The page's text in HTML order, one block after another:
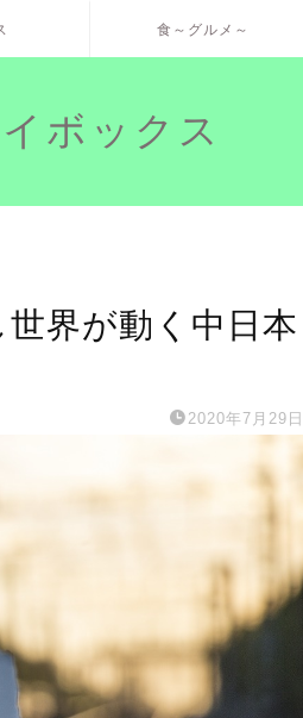
食～グルメ～
ボックス
界が動く中日本
2020年7月29日